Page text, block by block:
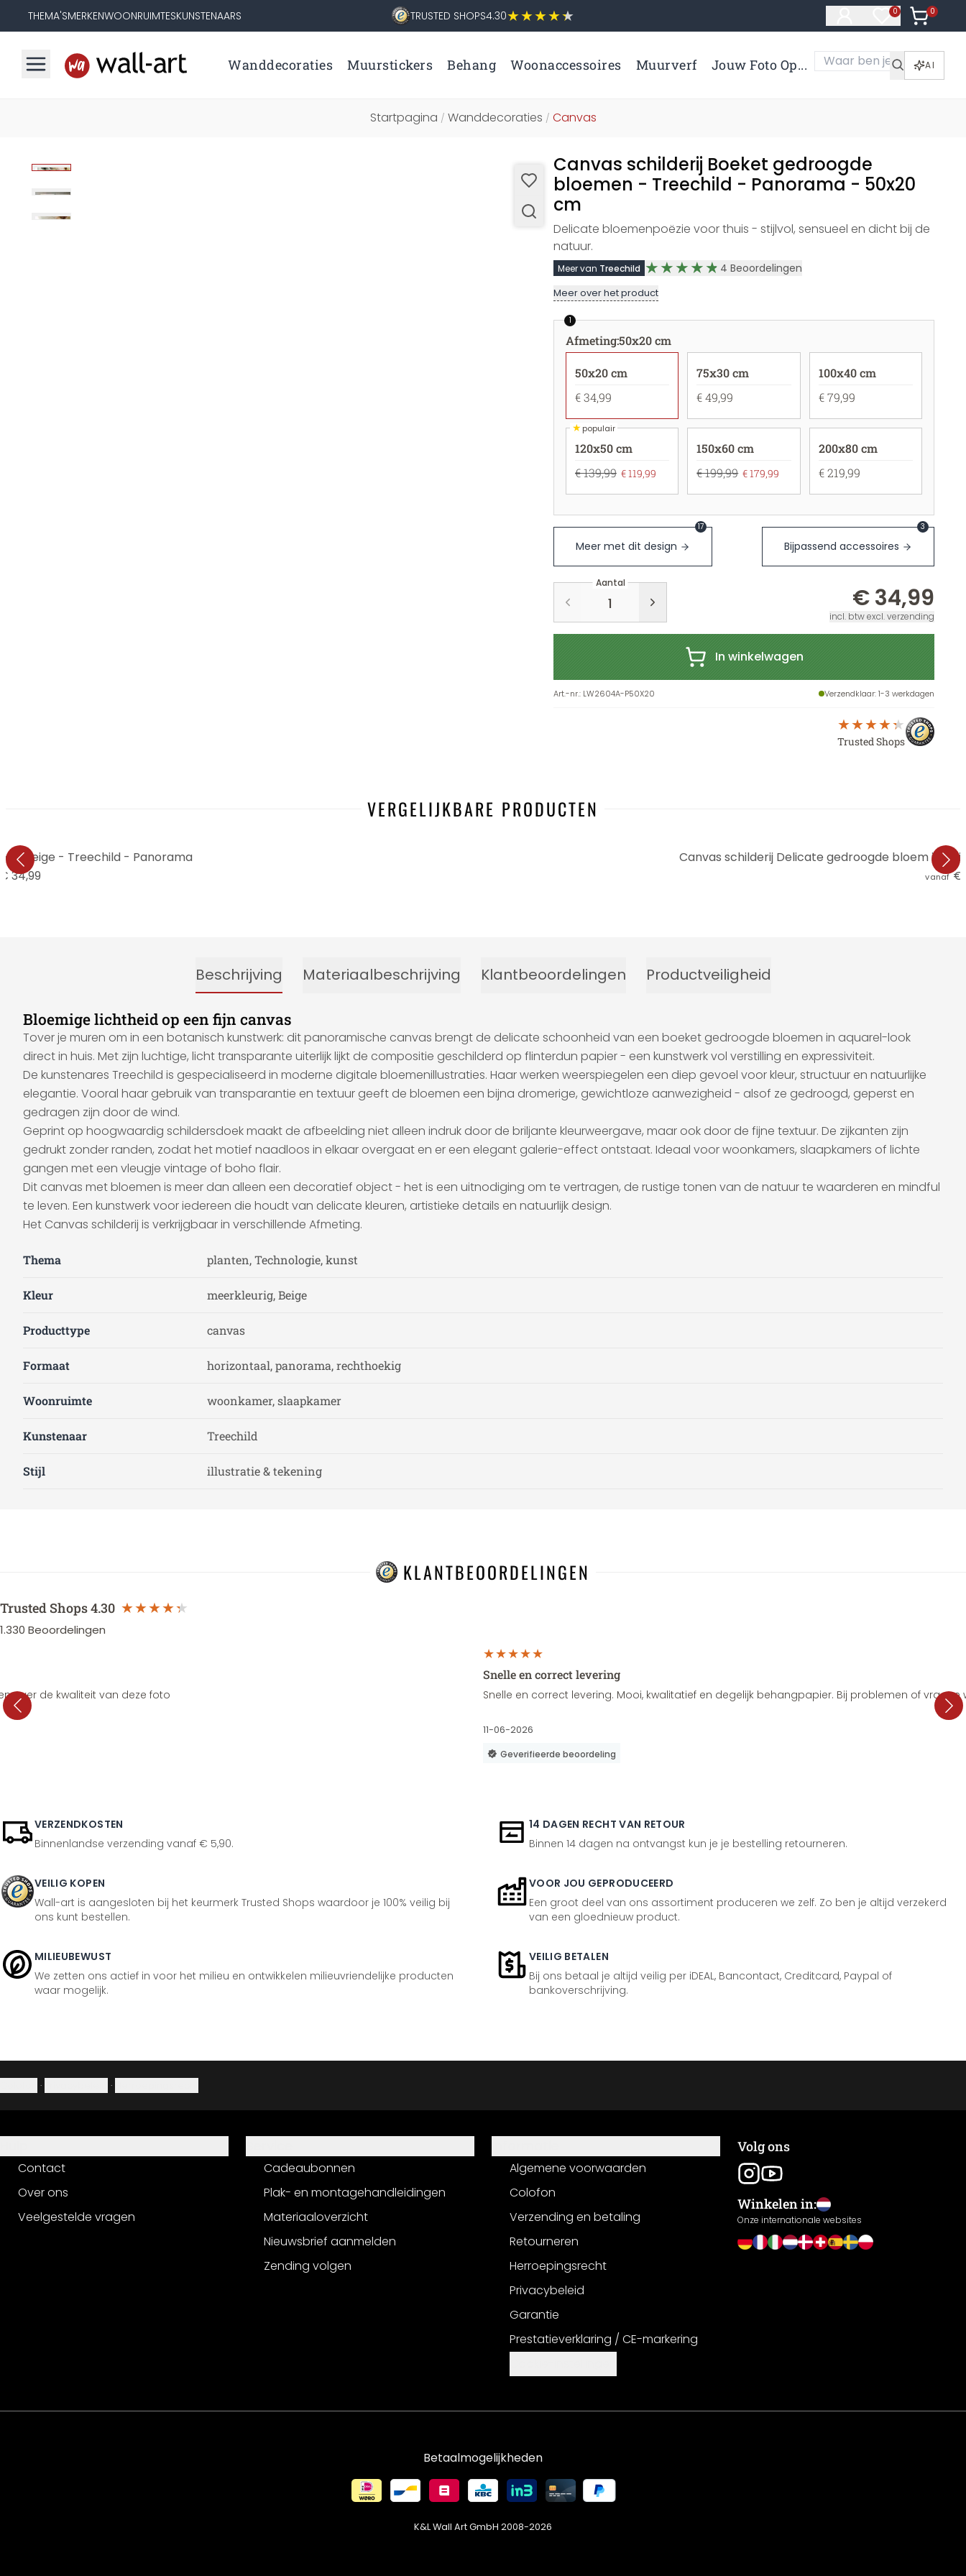
THEMA'SMERKENWOONRUIMTESKUNSTENAARS TRUSTED SHOPS4.30 0
Artikelen in
0
Artikelen
Wanddecoraties Muurstickers Behang Woonaccessoires Muurverf Jouw Foto Op... AI
Startpagina / Wanddecoraties / Canvas
Canvas schilderij Boeket gedroogde
bloemen - Treechild - Panorama - 50x20
cm
Delicate bloemenpoëzie voor thuis - stijlvol, sensueel en dicht bij de
natuur.
Meer van Treechild 4 Beoordelingen
Meer over het product
1
Afmeting:50x20 cm
50x20 cm
€ 34,99
75x30 cm
€ 49,99
100x40 cm
€ 79,99
★populair
120x50 cm
€ 139,99 € 119,99
150x60 cm
€ 199,99 € 179,99
200x80 cm
€ 219,99
Meer met dit design
17
Bijpassend accessoires
3
Aantal
€ 34,99
incl. btw excl. verzending
In winkelwagen
Art.-nr.: LW2604A-P50X20 Verzendklaar: 1-3 werkdagen
Trusted Shops
VERGELIJKBARE PRODUCTEN
Beige - Treechild - Panorama
34,99
Canvas schilderij Delicate gedroogde bloem in
vanaf €
Beschrijving Materiaalbeschrijving Klantbeoordelingen Productveiligheid
Bloemige lichtheid op een fijn canvas
Tover je muren om in een botanisch kunstwerk: dit panoramische canvas brengt de delicate schoonheid van een boeket gedroogde bloemen in aquarel-look
direct in huis. Met zijn luchtige, licht transparante uiterlijk lijkt de compositie geschilderd op flinterdun papier - een kunstwerk vol verstilling en expressiviteit.
De kunstenares Treechild is gespecialiseerd in moderne digitale bloemenillustraties. Haar werken weerspiegelen een diep gevoel voor kleur, structuur en natuurlijke
elegantie. Vooral haar gebruik van transparantie en textuur geeft de bloemen een bijna dromerige, gewichtloze aanwezigheid - alsof ze gedroogd, geperst en
gedragen zijn door de wind.
Geprint op hoogwaardig schildersdoek maakt de afbeelding niet alleen indruk door de briljante kleurweergave, maar ook door de fijne textuur. De zijkanten zijn
gedrukt zonder randen, zodat het motief naadloos in elkaar overgaat en er een elegant galerie-effect ontstaat. Ideaal voor woonkamers, slaapkamers of lichte
gangen met een vleugje vintage of boho flair.
Dit canvas met bloemen is meer dan alleen een decoratief object - het is een uitnodiging om te vertragen, de rustige tonen van de natuur te waarderen en mindful
te leven. Een kunstwerk voor iedereen die houdt van delicate kleuren, artistieke details en natuurlijk design.
Het Canvas schilderij is verkrijgbaar in verschillende Afmeting.
Thema planten, Technologie, kunst
Kleur meerkleurig, Beige
Producttype canvas
Formaat horizontaal, panorama, rechthoekig
Woonruimte woonkamer, slaapkamer
Kunstenaar Treechild
Stijl illustratie & tekening
KLANTBEOORDELINGEN
Trusted Shops4.30
1.330 Beoordelingen
over de kwaliteit van deze foto
Snelle en correct levering
Snelle en correct levering. Mooi, kwalitatief en degelijk behangpapier. Bij problemen of
11-06-2026
Geverifieerde beoordeling
VERZENDKOSTEN
Binnenlandse verzending vanaf € 5,90.
14 DAGEN RECHT VAN RETOUR
Binnen 14 dagen na ontvangst kun je je bestelling retourneren.
VEILIG KOPEN
Wall-art is aangesloten bij het keurmerk Trusted Shops waardoor je 100% veilig bij
ons kunt bestellen.
VOOR JOU GEPRODUCEERD
Een groot deel van ons assortiment produceren we zelf. Zo ben je altijd verzekerd
van een gloednieuw product.
MILIEUBEWUST
We zetten ons actief in voor het milieu en ontwikkelen milieuvriendelijke producten
waar mogelijk.
VEILIG BETALEN
Bij ons betaal je altijd veilig per iDEAL, Bancontact, Creditcard, Paypal of
bankoverschrijving.
· ·
Contact
Over ons
Veelgestelde vragen
Cadeaubonnen
Plak- en montagehandleidingen
Materiaaloverzicht
Nieuwsbrief aanmelden
Zending volgen
Algemene voorwaarden
Colofon
Verzending en betaling
Retourneren
Herroepingsrecht
Privacybeleid
Garantie
Prestatieverklaring / CE-markering
Volg ons
Winkelen in:
Onze internationale websites
Betaalmogelijkheden
K&L Wall Art GmbH 2008-2026